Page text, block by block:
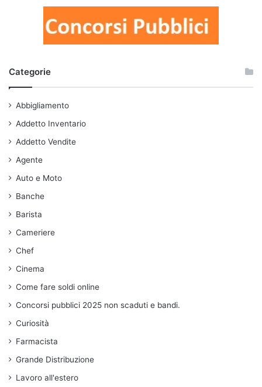
Categorie
Abbigliamento
Addetto Inventario
Addetto Vendite
Agente
Auto e Moto
Banche
Barista
Cameriere
Chef
Cinema
Come fare soldi online
Concorsi pubblici 2025 non scaduti e bandi.
Curiosità
Farmacista
Grande Distribuzione
Lavoro all'estero